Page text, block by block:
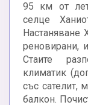
95 км от
селце
Настаняване
реновирани,
Стаите
климатик
със сателит,
балкон.